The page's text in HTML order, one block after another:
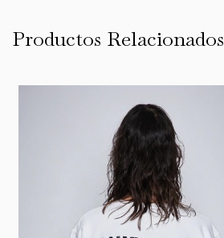
Productos Relacionados